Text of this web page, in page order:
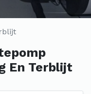
En Terblijt